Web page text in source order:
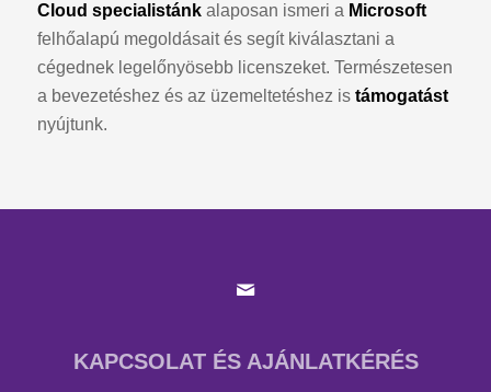
Cloud specialistánkalaposan ismeri a Microsoft
felhőalapú megoldásait és segít kiválasztani a
cégednek legelőnyösebb licenszeket. Természetesen
a bevezetéshez és az üzemeltetéshez is támogatást
nyújtunk.
KAPCSOLAT ÉS AJÁNLATKÉRÉS